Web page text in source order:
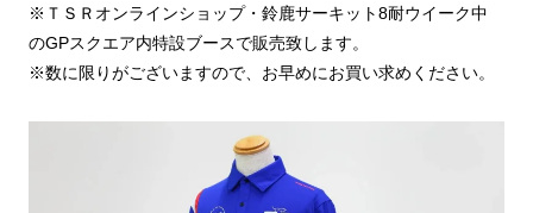
※ＴＳＲオンラインショップ・鈴鹿サーキット8耐ウイーク中
のGPスクエア内特設ブースで販売致します。
※数に限りがございますので、お早めにお買い求めください。